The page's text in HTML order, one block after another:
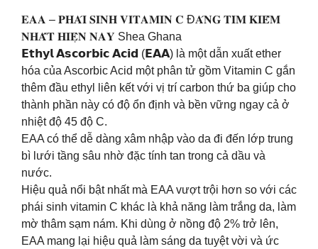
𝐄𝐀𝐀 – 𝐏𝐇𝐀́𝐈 𝐒𝐈𝐍𝐇 𝐕𝐈𝐓𝐀𝐌𝐈𝐍 𝐂 Đ𝐀́𝐍𝐆 𝐓𝐈̀𝐌 𝐊𝐈𝐄̂́𝐌
𝐍𝐇𝐀̂́𝐓 𝐇𝐈𝐄̣̂𝐍 𝐍𝐀𝐘 Shea Ghana
𝗘𝘁𝗵𝘆𝗹 𝗔𝘀𝗰𝗼𝗿𝗯𝗶𝗰 𝗔𝗰𝗶𝗱 (𝗘𝗔𝗔) là một dẫn xuất ether
hóa của Ascorbic Acid một phân tử gồm Vitamin C gắn
thêm đầu ethyl liên kết với vị trí carbon thứ ba giúp cho
thành phần này có độ ổn định và bền vững ngay cả ở
nhiệt độ 45 độ C.
EAA có thể dễ dàng xâm nhập vào da đi đến lớp trung
bì lưới tầng sâu nhờ đặc tính tan trong cả dầu và
nước.
Hiệu quả nổi bật nhất mà EAA vượt trội hơn so với các
phái sinh vitamin C khác là khả năng làm trắng da, làm
mờ thâm sạm nám. Khi dùng ở nồng độ 2% trở lên,
EAA mang lại hiệu quả làm sáng da tuyệt vời và ức